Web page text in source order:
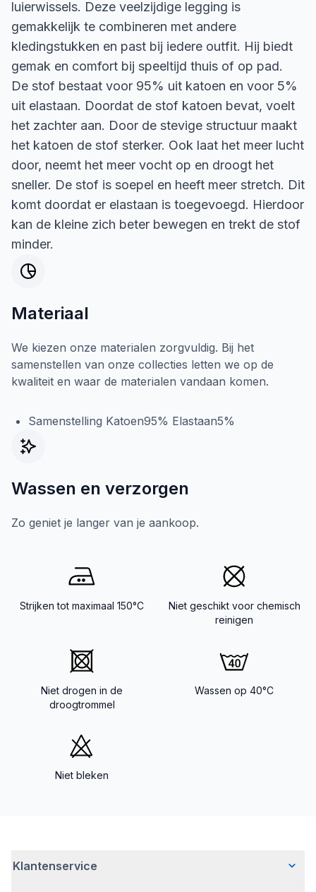
luierwissels. Deze veelzijdige legging is
gemakkelijk te combineren met andere
kledingstukken en past bij iedere outfit. Hij biedt
gemak en comfort bij speeltijd thuis of op pad.
De stof bestaat voor 95% uit katoen en voor 5%
uit elastaan. Doordat de stof katoen bevat, voelt
het zachter aan. Door de stevige structuur maakt
het katoen de stof sterker. Ook laat het meer lucht
door, neemt het meer vocht op en droogt het
sneller. De stof is soepel en heeft meer stretch. Dit
komt doordat er elastaan is toegevoegd. Hierdoor
kan de kleine zich beter bewegen en trekt de stof
minder.
Materiaal
We kiezen onze materialen zorgvuldig. Bij het
samenstellen van onze collecties letten we op de
kwaliteit en waar de materialen vandaan komen.
Samenstelling Katoen95% Elastaan5%
Wassen en verzorgen
Zo geniet je langer van je aankoop.
Strijken tot maximaal 150°C
Niet geschikt voor chemisch
reinigen
Niet drogen in de
droogtrommel
Wassen op 40°C
Niet bleken
Klantenservice